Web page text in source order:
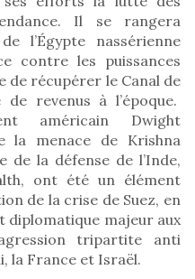
Il se rangera
l’Égypte nassérienne
contre les puissances
de récupérer le Canal de
revenus à l’époque.
américain Dwight
la menace de Krishna
de la défense de l’Inde,
ont été un élément
de la crise de Suez, en
diplomatique majeur aux
tripartite anti
la France et Israël.